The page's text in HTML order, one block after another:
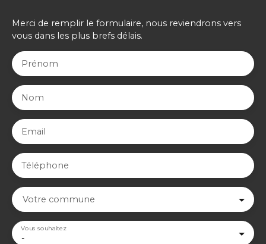
Merci de remplir le formulaire, nous reviendrons vers
vous dans les plus brefs délais.
Prénom
Nom
Email
Téléphone
Votre commune
-
Vous souhaitez